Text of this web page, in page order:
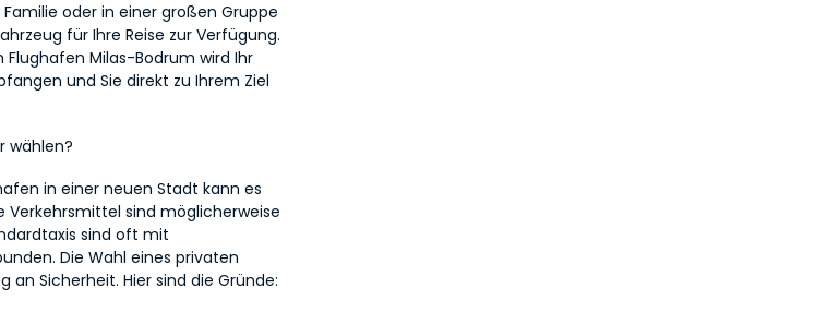
Familie oder in einer großen Gruppe
für Ihre Reise zur Verfügung.
Milas-Bodrum wird Ihr
und Sie direkt zu Ihrem Ziel
wählen?
in einer neuen Stadt kann es
sind möglicherweise
sind oft mit
Die Wahl eines privaten
an Sicherheit. Hier sind die Gründe: